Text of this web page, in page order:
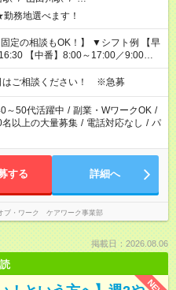
務地選べます！
【中番】8:00～17:00／9:00～
／13:00～22:00
はご相談ください！ ※急募
～50代活躍中 / 副業・WワークOK /
名以上の大量募集 / 電話対応なし / パ
する 詳細へ
ブ・ワーク ケアワーク事業部
掲載日：2026.08.06